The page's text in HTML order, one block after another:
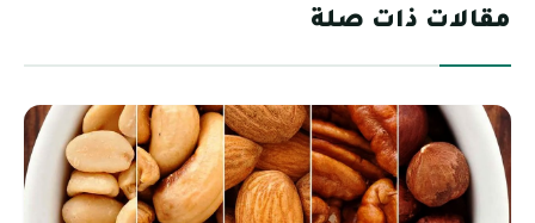
مقالات ذات صلة